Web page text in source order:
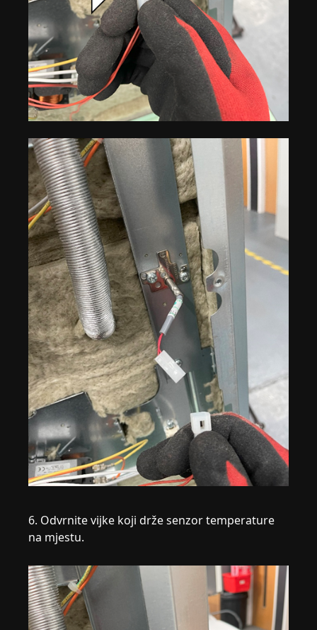
6. Odvrnite vijke koji drže senzor temperature
na mjestu.